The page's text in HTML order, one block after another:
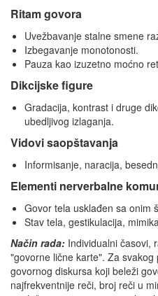
Ritam govora
Uvežbavanje stalne smene
Izbegavanje monotonosti.
Pauza kao izuzetno moćno
Dikcijske figure
Gradacija, kontrast i druge
ubedljivog izlaganja.
Vidovi saopštavanja
Informisanje, naracija,
Elementi nerverbalne
Govor tela usklađen sa onim
Stav tela, gestikulacija,
Način rada: Individualni časovi,
"govorne lične karte". Za
govornog diskursa koji beleži
najfrekventnije reči, broj reči u